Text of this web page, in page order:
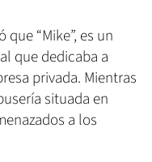
“Mike”, es un
que dedicaba a
privada. Mientras
situada en
a los